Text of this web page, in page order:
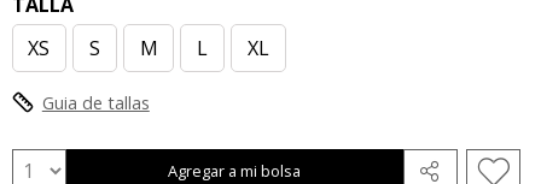
XS
S M L XL
Guia de tallas
Agregar a mi bolsa